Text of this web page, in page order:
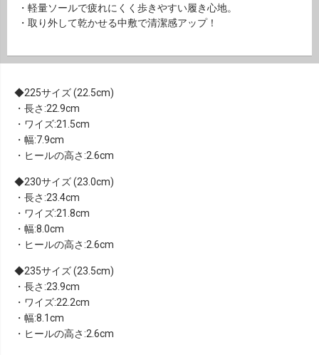
・軽量ソールで疲れにくく歩きやすい履き心地。
・取り外して乾かせる中敷で清潔感アップ！
225サイズ (22.5cm)
・長さ:22.9cm
・ワイズ:21.5cm
・幅:7.9cm
・ヒールの高さ:2.6cm
230サイズ (23.0cm)
・長さ:23.4cm
・ワイズ:21.8cm
・幅:8.0cm
・ヒールの高さ:2.6cm
235サイズ (23.5cm)
・長さ:23.9cm
・ワイズ:22.2cm
・幅:8.1cm
・ヒールの高さ:2.6cm